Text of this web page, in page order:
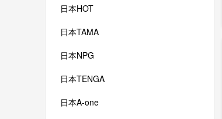
日本HOT
日本TAMA
日本NPG
日本TENGA
日本A-one